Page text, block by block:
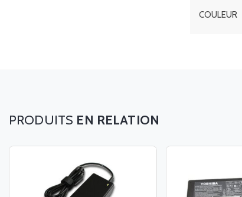
COULEUR
EN RELATION